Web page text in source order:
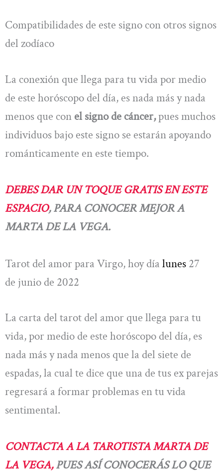
Compatibilidades de este signo con otros signos
del zodíaco
La conexión que llega para tu vida por medio
de este horóscopo del día, es nada más y nada
menos que con el signo de cáncer,pues muchos
individuos bajo este signo se estarán apoyando
románticamente en este tiempo.
DEBES DAR UN TOQUE GRATIS EN ESTE
ESPACIO, PARA CONOCER MEJOR A
MARTA DE LA VEGA.
Tarot del amor para Virgo, hoy día lunes 27
de junio de 2022
La carta del tarot del amor que llega para tu
vida, por medio de este horóscopo del día, es
nada más y nada menos que la del siete de
espadas, la cual te dice que una de tus ex parejas
regresará a formar problemas en tu vida
sentimental.
CONTACTA A LA TAROTISTA MARTA DE
LA VEGA,PUES ASÍ CONOCERÁS LO QUE